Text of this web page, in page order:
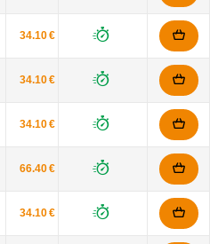
34.10 €
34.10 €
34.10 €
66.40 €
34.10 €